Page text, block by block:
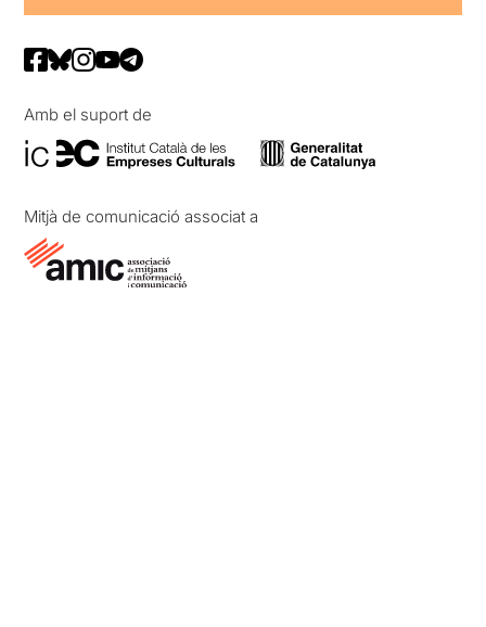
Amb el suport de
Mitjà de comunicació associat a